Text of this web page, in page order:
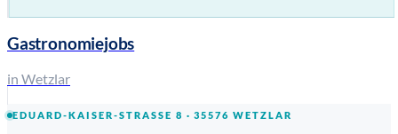
Gastronomiejobs
in Wetzlar
EDUARD-KAISER-STRASSE 8 · 35576 WETZLAR